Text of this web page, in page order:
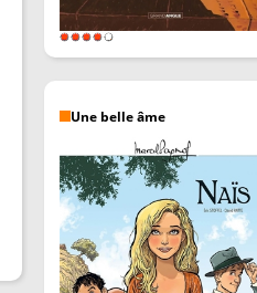
Une belle âme